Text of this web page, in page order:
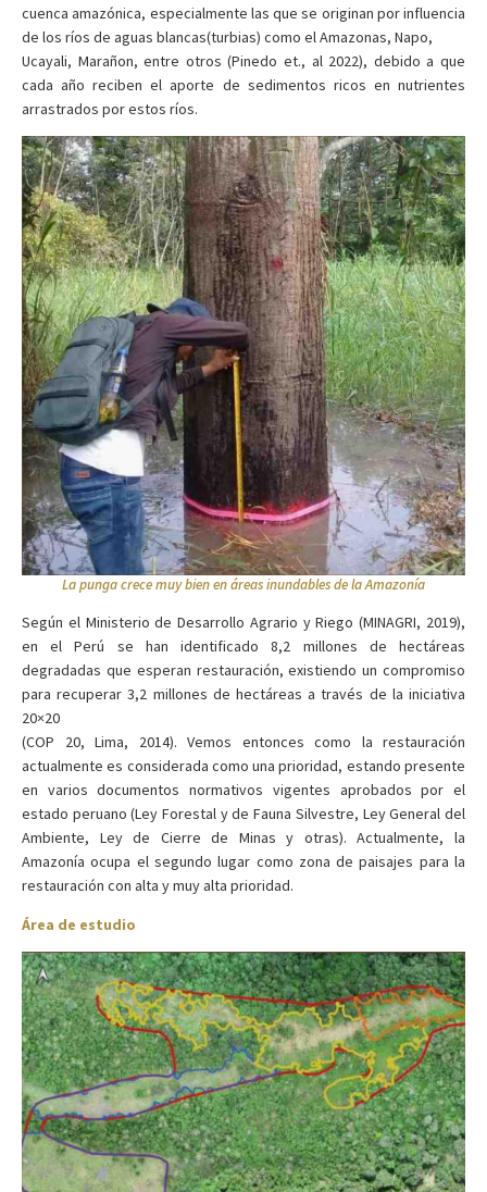
cuenca amazónica, especialmente las que se originan por influencia
de los ríos de aguas blancas(turbias) como el Amazonas, Napo,
Ucayali, Marañon, entre otros (Pinedo et., al 2022), debido a que
cada año reciben el aporte de sedimentos ricos en nutrientes
arrastrados por estos ríos.
La punga crece muy bien en áreas inundables de la Amazonía
Según el Ministerio de Desarrollo Agrario y Riego (MINAGRI, 2019),
en el Perú se han identificado 8,2 millones de hectáreas
degradadas que esperan restauración, existiendo un compromiso
para recuperar 3,2 millones de hectáreas a través de la iniciativa
20×20
(COP 20, Lima, 2014). Vemos entonces como la restauración
actualmente es considerada como una prioridad, estando presente
en varios documentos normativos vigentes aprobados por el
estado peruano (Ley Forestal y de Fauna Silvestre, Ley General del
Ambiente, Ley de Cierre de Minas y otras). Actualmente, la
Amazonía ocupa el segundo lugar como zona de paisajes para la
restauración con alta y muy alta prioridad.
Área de estudio